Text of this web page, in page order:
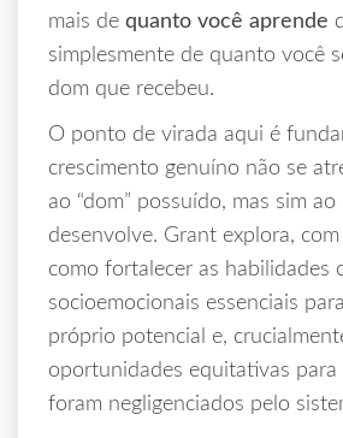
mais de quanto você aprende
simplesmente de quanto você
dom que recebeu.
O ponto de virada aqui é
crescimento genuíno não se
ao “dom” possuído, mas sim
desenvolve. Grant explora,
como fortalecer as habilidades
socioemocionais essenciais
próprio potencial e,
oportunidades equitativas
foram negligenciados pelo